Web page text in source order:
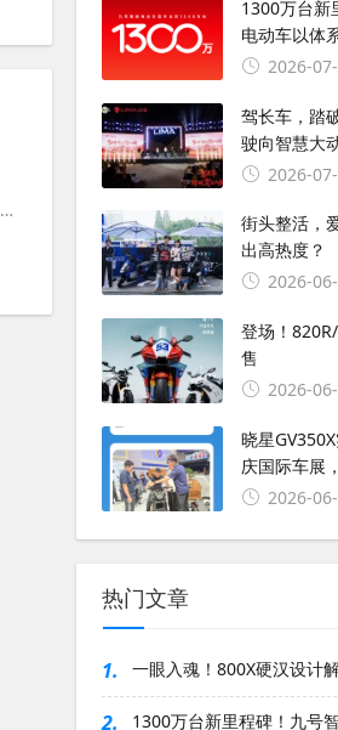
# 印第安车主大会
1300万台新
电动车以体
2026-
驾长车，踏
驶向智慧大
2026-
街头整活，
出高热度？
2026-
登场！
售
2026-
晓星
庆国际车展
2026-
热门文章
1. 一眼入魂！800X硬汉设计
2. 1300万台新里程碑！九号